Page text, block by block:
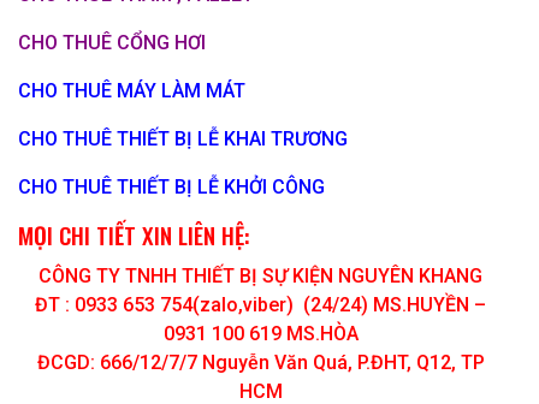
CHO THUÊ CỔNG HƠI
CHO THUÊ MÁY LÀM MÁT
CHO THUÊ THIẾT BỊ LỄ KHAI TRƯƠNG
CHO THUÊ THIẾT BỊ LỄ KHỞI CÔNG
MỌI CHI TIẾT XIN LIÊN HỆ:
CÔNG TY TNHH THIẾT BỊ SỰ KIỆN NGUYÊN KHANG
ĐT : 0933 653 754(zalo,viber) (24/24) MS.HUYỀN –
0931 100 619 MS.HÒA
ĐCGD: 666/12/7/7 Nguyễn Văn Quá, P.ĐHT, Q12, TP
HCM